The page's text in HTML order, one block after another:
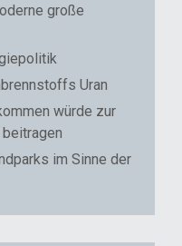
große
Uran
würde zur
im Sinne der